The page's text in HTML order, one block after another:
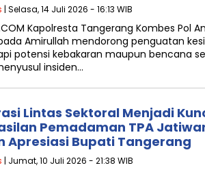
| Selasa, 14 Juli 2026 - 16:13 WIB
Kapolresta Tangerang Kombes Pol
Amirullah mendorong penguatan
potensi kebakaran maupun bencana
insiden…
Lintas Sektoral Menjadi
Pemadaman TPA
Apresiasi Bupati Tangerang
| Jumat, 10 Juli 2026 - 21:38 WIB